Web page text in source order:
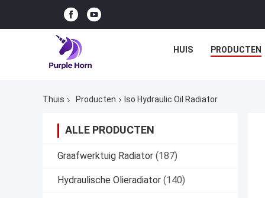
HUIS PRODUCTEN
Thuis Producten Iso Hydraulic Oil Radiator
ALLE PRODUCTEN
Graafwerktuig Radiator (187)
Hydraulische Olieradiator (140)